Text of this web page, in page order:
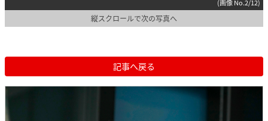
(画像 No.2/12)
縦スクロールで次の写真へ
記事へ戻る